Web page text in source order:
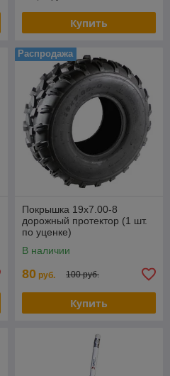
Купить
Распродажа
Покрышка 19х7.00-8
дорожный протектор (1 шт.
по уценке)
В наличии
80 руб. 100 руб.
Купить